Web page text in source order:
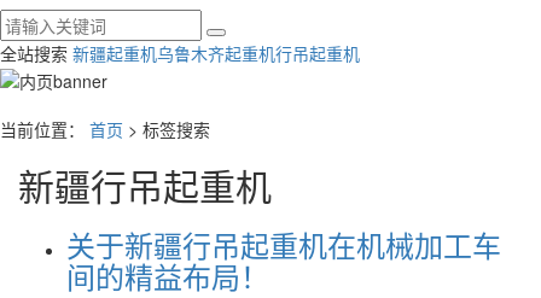
全站搜索 新疆起重机乌鲁木齐起重机行吊起重机
当前位置： 首页 > 标签搜索
新疆行吊起重机
关于新疆行吊起重机在机械加工车
间的精益布局！